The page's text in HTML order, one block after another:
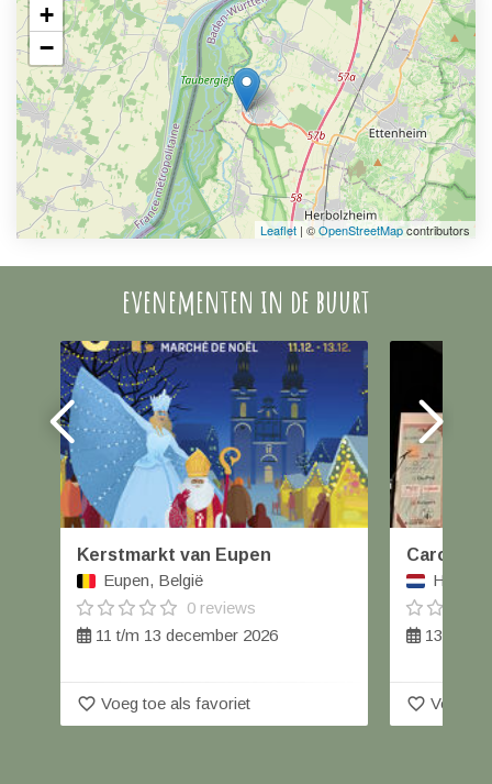
+
−
Leaflet | ©OpenStreetMapcontributors
evenementen in de buurt
Kerstmarkt van Eupen
Eupen, België
0 reviews
11 t/m 13 december 2026
favorite_border Voeg toe als favoriet
Carolus
13
favorite_border Voeg